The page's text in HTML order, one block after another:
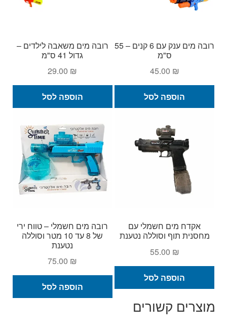
רובה מים ענק עם 6 קנים – 55
ס"מ
45.00 ₪
הוספה לסל
רובה מים משאבה לילדים –
גדול 41 ס"מ
29.00 ₪
הוספה לסל
אקדח מים חשמלי עם
מחסנית תוף וסוללה נטענת
55.00 ₪
הוספה לסל
רובה מים חשמלי – טווח ירי
של 8 עד 10 מטר וסוללה
נטענת
75.00 ₪
הוספה לסל
מוצרים קשורים